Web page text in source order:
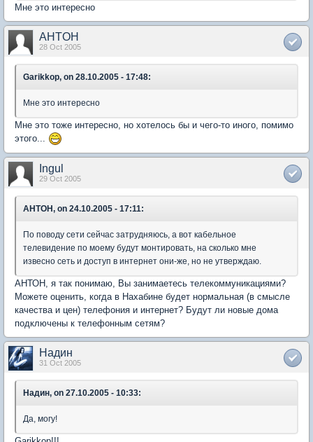
Мне это интересно
AHTOH
28 Oct 2005
Garikkop, on 28.10.2005 - 17:48:
Мне это интересно
Мне это тоже интересно, но хотелось бы и чего-то иного, помимо
этого...
Ingul
29 Oct 2005
AHTOH, on 24.10.2005 - 17:11:
По поводу сети сейчас затрудняюсь, а вот кабельное
телевидение по моему будут монтировать, на сколько мне
извесно сеть и доступ в интернет они-же, но не утверждаю.
АНТОН, я так понимаю, Вы занимаетесь телекоммуникациями?
Можете оценить, когда в Нахабине будет нормальная (в смысле
качества и цен) телефония и интернет? Будут ли новые дома
подключены к телефонным сетям?
Надин
31 Oct 2005
Надин, on 27.10.2005 - 10:33:
Да, могу!